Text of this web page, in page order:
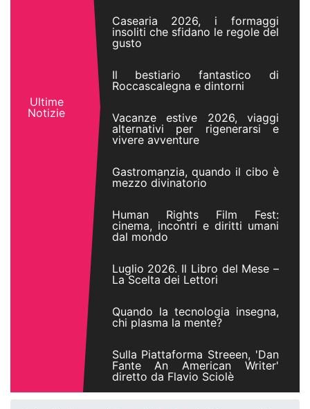
Ultime
Notizie
Casearia 2026, i formaggi
insoliti che sfidano le regole del
gusto
Il bestiario fantastico di
Roccascalegna e dintorni
Vacanze estive 2026, viaggi
alternativi per rigenerarsi e
vivere avventure
Gastromanzia, quando il cibo è
mezzo divinatorio
Human Rights Film Fest:
cinema, incontri e diritti umani
dal mondo
Luglio 2026. Il Libro del Mese –
La Scelta dei Lettori
Quando la tecnologia insegna,
chi plasma la mente?
Sulla Piattaforma Streeen, 'Dan
Fante An American Writer'
diretto da Flavio Sciolè